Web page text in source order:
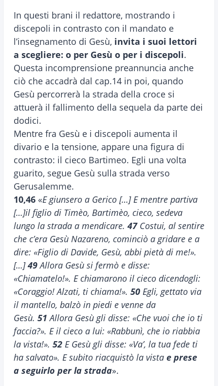
In questi brani il redattore, mostrando i
discepoli in contrasto con il mandato e
l’insegnamento di Gesù, invita i suoi lettori
a scegliere: o per Gesù o per i discepoli.
Questa incomprensione preannuncia anche
ciò che accadrà dal cap.14 in poi, quando
Gesù percorrerà la strada della croce si
attuerà il fallimento della sequela da parte dei
dodici.
Mentre fra Gesù e i discepoli aumenta il
divario e la tensione, appare una figura di
contrasto: il cieco Bartimeo. Egli una volta
guarito, segue Gesù sulla strada verso
Gerusalemme.
10,46 «E giunsero a Gerico […] E mentre partiva
[…]il figlio di Timèo, Bartimèo, cieco, sedeva
lungo la strada a mendicare. 47Costui, al sentire
che c’era Gesù Nazareno, cominciò a gridare e a
dire: «Figlio di Davide, Gesù, abbi pietà di me!».
[…]49Allora Gesù si fermò e disse:
«Chiamatelo!». E chiamarono il cieco dicendogli:
«Coraggio! Alzati, ti chiama!». 50 Egli, gettato via
il mantello, balzò in piedi e venne da
Gesù. 51 Allora Gesù gli disse: «Che vuoi che io ti
faccia?». E il cieco a lui: «Rabbunì, che io riabbia
la vista!». 52 E Gesù gli disse: «Va’, la tua fede ti
ha salvato». E subito riacquistò la vista e prese
a seguirlo per la strada».